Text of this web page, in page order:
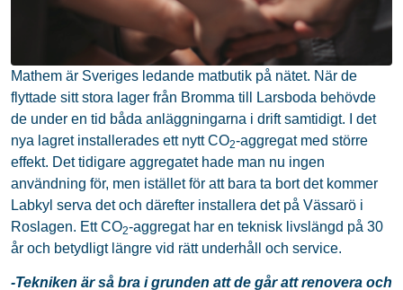
Mathem är Sveriges ledande matbutik på nätet. När de
flyttade sitt stora lager från Bromma till Larsboda behövde
de under en tid båda anläggningarna i drift samtidigt. I det
nya lagret installerades ett nytt CO2-aggregat med större
effekt. Det tidigare aggregatet hade man nu ingen
användning för, men istället för att bara ta bort det kommer
Labkyl serva det och därefter installera det på Vässarö i
Roslagen. Ett CO2-aggregat har en teknisk livslängd på 30
år och betydligt längre vid rätt underhåll och service.
-Tekniken är så bra i grunden att de går att renovera och